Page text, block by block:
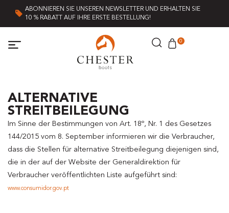
ABONNIEREN SIE UNSEREN NEWSLETTER UND ERHALTEN SIE
10 % RABATT AUF IHRE ERSTE BESTELLUNG!
0
ALTERNATIVE
STREITBEILEGUNG
Im Sinne der Bestimmungen von Art. 18º, Nr. 1 des Gesetzes
144/2015 vom 8. September informieren wir die Verbraucher,
dass die Stellen für alternative Streitbeilegung diejenigen sind,
die in der auf der Website der Generaldirektion für
Verbraucher veröffentlichten Liste aufgeführt sind:
www.consumidor.gov.pt